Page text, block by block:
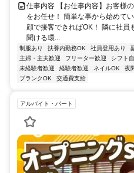
仕事内容 【お仕事内容】お客様
をお任せ！ 簡単な事から始めて
顔で接客できればOK！ 隣に社
聞ける環...
制服あり 扶養内勤務OK 社員登用あり
主婦・主夫歓迎
フリーター歓迎 シフト
未経験者歓迎
経験者歓迎 ネイルOK 夜
ブランクOK
交通費支給
アルバイト・パート